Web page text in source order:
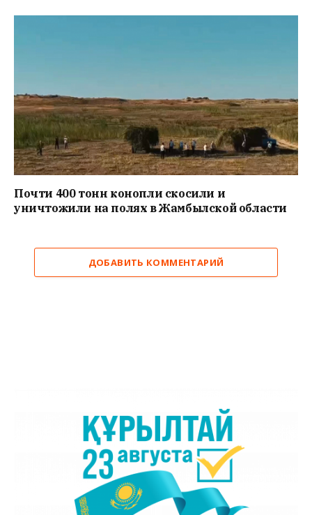
Почти 400 тонн конопли скосили и
уничтожили на полях в Жамбылской области
ДОБАВИТЬ КОММЕНТАРИЙ